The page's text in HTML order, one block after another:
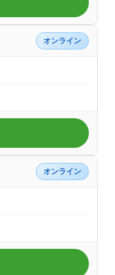
オンライン
オンライン